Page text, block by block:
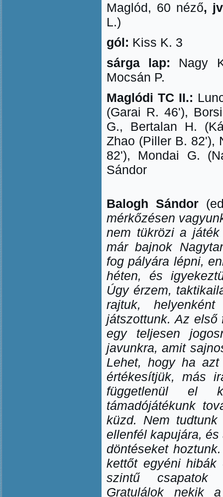
Maglód, 60 néző,
L.)
gól: Kiss K. 3
sárga lap: Nagy
Mocsán P.
Maglódi TC II.:
(Garai R. 46'),
G., Bertalan H.
Zhao (Piller B. 82'),
82'), Mondai G.
Sándor
Balogh Sándor
mérkőzésen
nem tükrözi a
már bajnok
fog pályára lépni,
héten, és
Úgy érzem,
rajtuk, helyenként
játszottunk. Az első
egy teljesen
javunkra, amit
Lehet, hogy ha
értékesítjük, más
függetlenül el
támadójátékunk
küzd. Nem
ellenfél kapujára,
döntéseket
kettőt egyéni
szintű csapatok
Gratulálok nekik